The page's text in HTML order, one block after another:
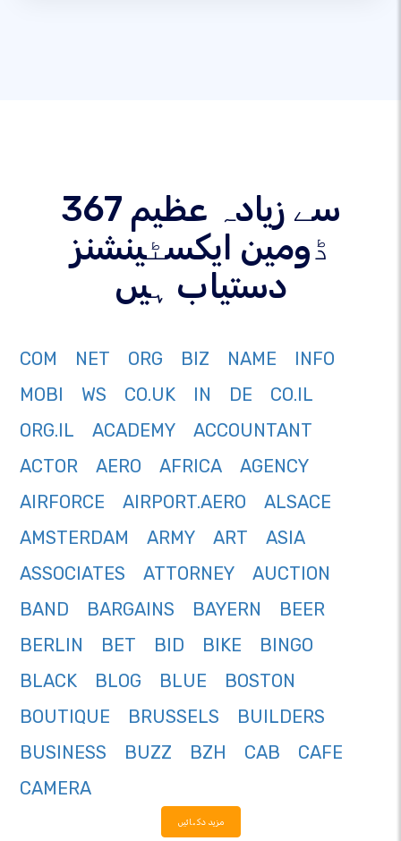
367 سے زیادہ عظیم
ڈومین ایکسٹینشنز
دستیاب ہیں
COM NET ORG BIZ NAME
INFO
MOBI
WS CO.UK IN DE
CO.IL
ORG.IL
ACADEMY
ACCOUNTANT
ACTOR
AERO AFRICA
AGENCY
AIRFORCE
AIRPORT.AERO
ALSACE
AMSTERDAM
ARMY ART
ASIA
ASSOCIATES
ATTORNEY
AUCTION
BAND
BARGAINS BAYERN
BEER
BERLIN
BET BID BIKE
BINGO
BLACK
BLOG BLUE
BOSTON
BOUTIQUE
BRUSSELS
BUILDERS
BUSINESS
BUZZ BZH CAB
CAFE
CAMERA
مزید دکھائیں